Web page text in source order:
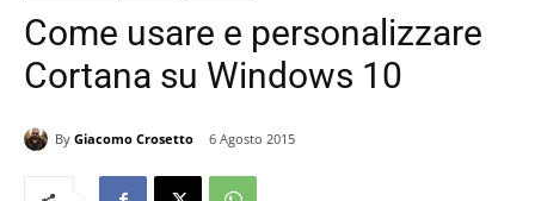
Come usare e personalizzare
Cortana su Windows 10
By Giacomo Crosetto 6 Agosto 2015